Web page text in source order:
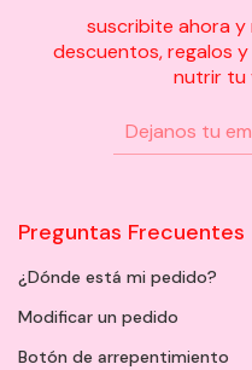
suscribite ahora
descuentos, regalos
nutrir tu
Preguntas Frecuentes
¿Dónde está mi pedido?
Modificar un pedido
Botón de arrepentimiento